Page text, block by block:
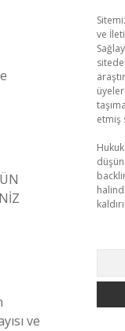
ve
ve
etmiş